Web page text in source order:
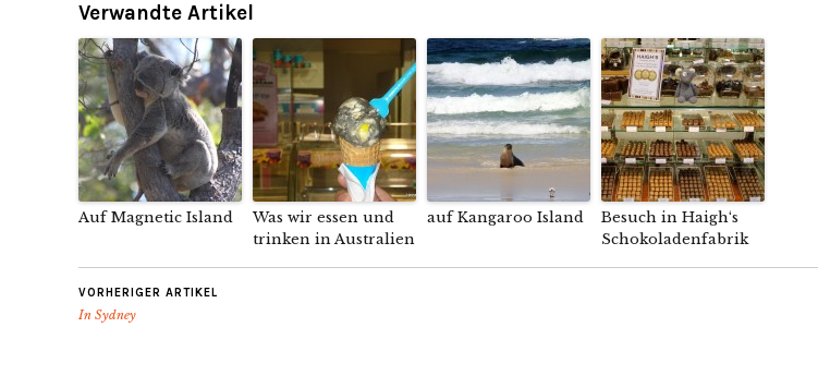
Verwandte Artikel
Auf Magnetic Island
Was wir essen und
trinken in Australien
auf Kangaroo Island
Besuch in Haigh‘s
Schokoladenfabrik
VORHERIGER ARTIKEL
In Sydney